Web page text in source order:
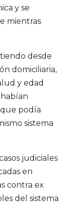
y se
mientras
desde
domiciliaria,
y edad
podía
sistema
judiciales
en
contra ex
del sistema